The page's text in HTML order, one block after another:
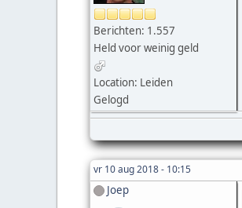
Berichten: 1.557
Held voor weinig geld
Location: Leiden
Gelogd
vr 10 aug 2018 - 10:15
Joep